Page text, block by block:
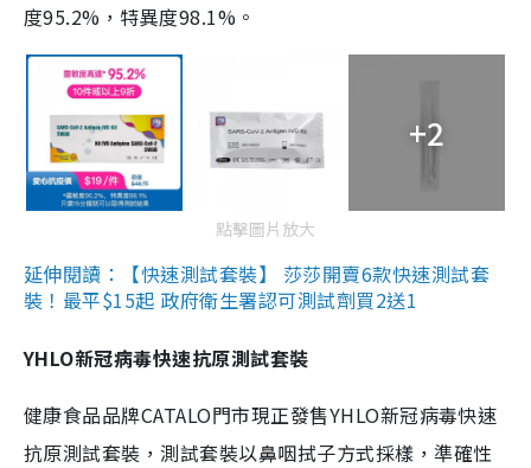
度95.2%，特異度98.1%。
+2
點擊圖片放大
延伸閱讀：【快速測試套裝】 莎莎開賣6款快速測試套
裝！最平$15起 政府衛生署認可測試劑買2送1
YHLO新冠病毒快速抗原測試套裝
健康食品品牌CATALO門市現正發售YHLO新冠病毒快速
抗原測試套裝，測試套裝以鼻咽拭子方式採樣，準確性